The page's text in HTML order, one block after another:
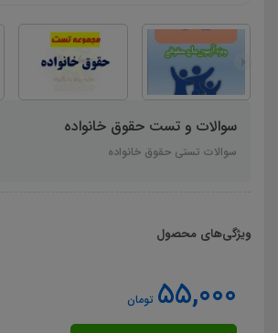
سوالات و تست حقوق خانواده
سوالات تستی حقوق خانواده
ویژگی‌های محصول
55,000 تومان